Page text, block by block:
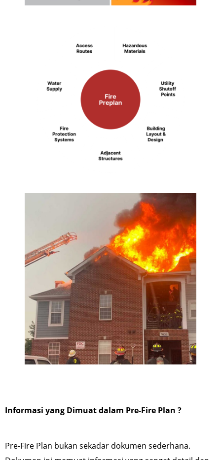
Informasi yang Dimuat dalam Pre-Fire Plan ?
Pre-Fire Plan bukan sekadar dokumen sederhana.